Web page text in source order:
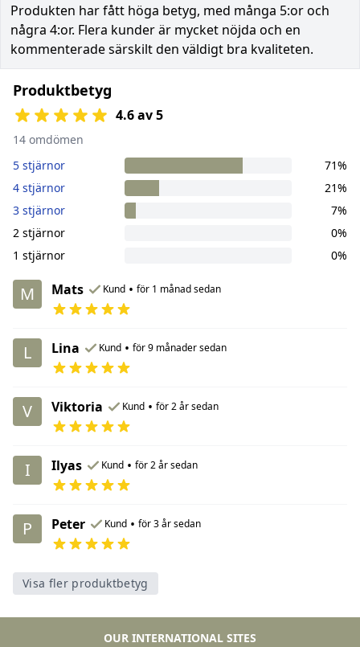
Produkten har fått höga betyg, med många 5:or och
några 4:or. Flera kunder är mycket nöjda och en
kommenterade särskilt den väldigt bra kvaliteten.
Produktbetyg
4.6 av 5
14 omdömen
5 stjärnor
71%
4 stjärnor
21%
3 stjärnor
7%
2 stjärnor
0%
1 stjärnor
0%
M Mats Kund • för 1 månad sedan
L Lina Kund • för 9 månader sedan
V Viktoria Kund • för 2 år sedan
I Ilyas Kund • för 2 år sedan
P Peter Kund • för 3 år sedan
Visa fler produktbetyg
OUR INTERNATIONAL SITES